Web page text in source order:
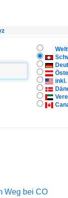
inkl.
Weg bei CO